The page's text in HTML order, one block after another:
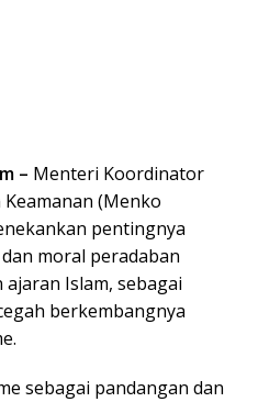
– Menteri Koordinator
(Menko
pentingnya
moral peradaban
Islam, sebagai
berkembangnya
sebagai pandangan dan